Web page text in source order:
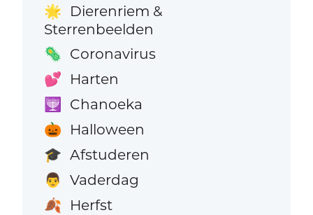
🌟
Dierenriem &
Sterrenbeelden
🦠 Coronavirus
💕 Harten
🕎 Chanoeka
🎃 Halloween
🎓 Afstuderen
👨 Vaderdag
🍂 Herfst